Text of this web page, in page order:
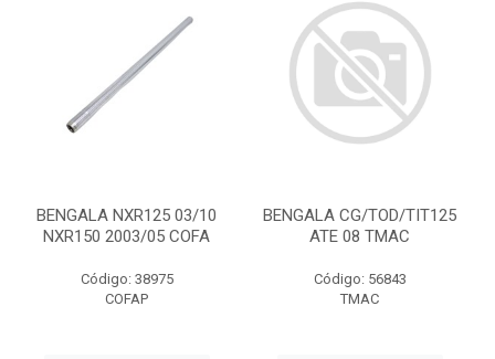
BENGALA NXR125 03/10
NXR150 2003/05 COFA
Código: 38975
COFAP
BENGALA CG/TOD/TIT125
ATE 08 TMAC
Código: 56843
TMAC